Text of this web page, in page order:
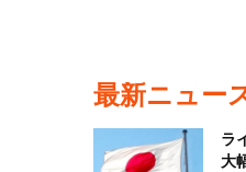
最新ニュー
ラ
大